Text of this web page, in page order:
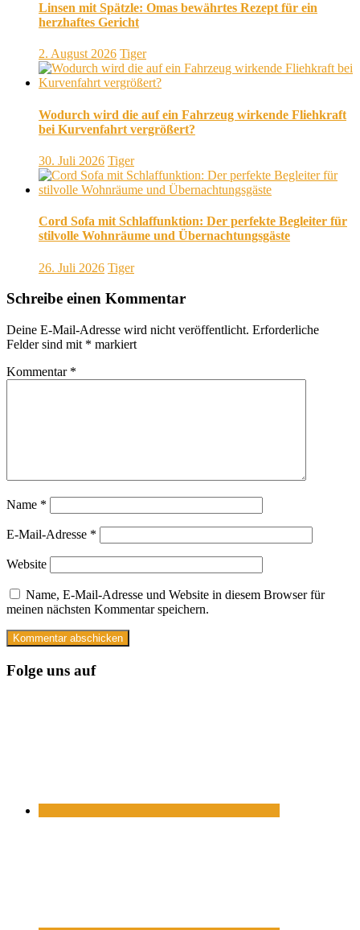
Linsen mit Spätzle: Omas bewährtes Rezept für ein
herzhaftes Gericht
2. August 2026 Tiger
Wodurch wird die auf ein Fahrzeug wirkende Fliehkraft
bei Kurvenfahrt vergrößert?
30. Juli 2026 Tiger
Cord Sofa mit Schlaffunktion: Der perfekte Begleiter für
stilvolle Wohnräume und Übernachtungsgäste
26. Juli 2026 Tiger
Schreibe einen Kommentar
Deine E-Mail-Adresse wird nicht veröffentlicht. Erforderliche
Felder sind mit * markiert
Kommentar *
Name *
E-Mail-Adresse *
Website
Name, E-Mail-Adresse und Website in diesem Browser für
meinen nächsten Kommentar speichern.
Folge uns auf